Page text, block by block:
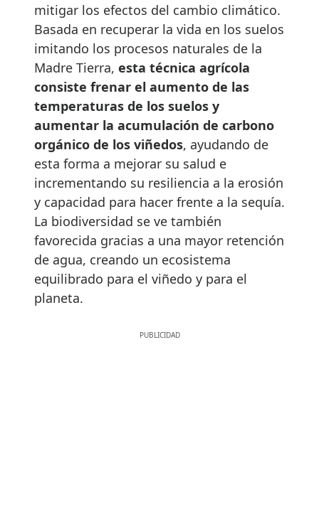
mitigar los efectos del cambio climático.
Basada en recuperar la vida en los suelos
imitando los procesos naturales de la
Madre Tierra, esta técnica agrícola
consiste frenar el aumento de las
temperaturas de los suelos y
aumentar la acumulación de carbono
orgánico de los viñedos, ayudando de
esta forma a mejorar su salud e
incrementando su resiliencia a la erosión
y capacidad para hacer frente a la sequía.
La biodiversidad se ve también
favorecida gracias a una mayor retención
de agua, creando un ecosistema
equilibrado para el viñedo y para el
planeta.